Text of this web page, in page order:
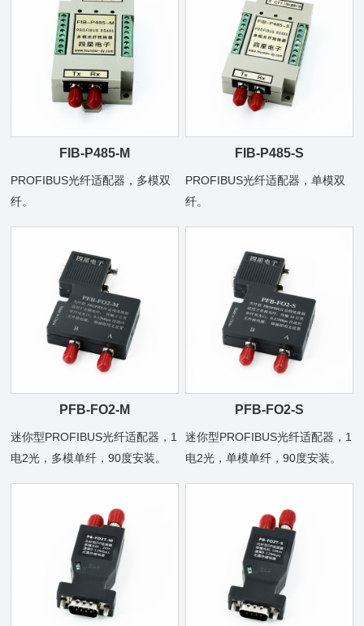
FIB-P485-M
PROFIBUS光纤适配器，多模双
纤。
FIB-P485-S
PROFIBUS光纤适配器，单模双
纤。
PFB-FO2-M
迷你型PROFIBUS光纤适配器，1
电2光，多模单纤，90度安装。
PFB-FO2-S
迷你型PROFIBUS光纤适配器，1
电2光，单模单纤，90度安装。